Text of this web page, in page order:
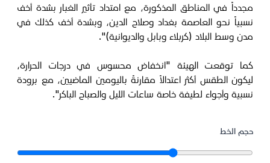
مجدداً في المناطق المذكورة، مع امتداد تأثير الغبار بشدة أخف
نسبياً نحو العاصمة بغداد وصلاح الدين، وبشدة أخف كذلك في
مدن وسط البلاد (كربلاء وبابل والديوانية)".
كما توقعت الهيئة "انخفاض محسوس في درجات الحرارة،
ليكون الطقس أكثر اعتدالاً مقارنةً باليومين الماضيين، مع برودة
نسبية وأجواء لطيفة خاصة ساعات الليل والصباح الباكر".
حجم الخط